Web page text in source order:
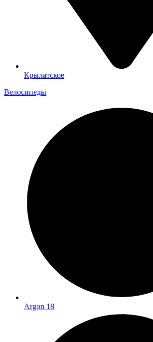
Крылатское
Велосипеды
Argon 18